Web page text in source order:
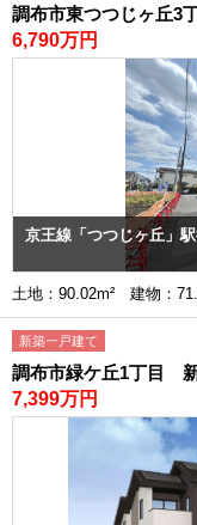
調布市東つつじヶ丘
6,790万円
京王線「つつじヶ丘」
土地：90.02m² 建物：
新築一戸建て
調布市緑ケ丘1丁目
7,399万円